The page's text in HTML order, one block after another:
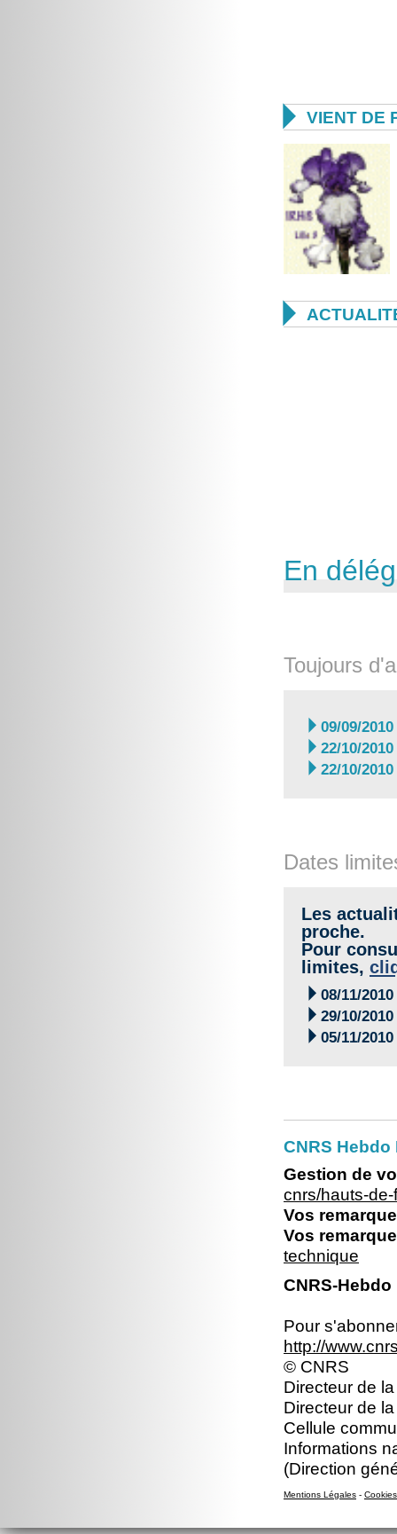
 VIENT DE

En
Toujours
 09/09/2010
 22/10/2010
 22/10/2010
Dates
Les
proche.
Pour
limites,
 08/11/2010
 29/10/2010
 05/11/2010
CNRS
Gestion de
cnrs/hauts-
Vos
Vos
technique
CNRS-
Pour
http://
© CNRS
Directeur de
Directeur de
Cellule
Informations
(Direction
Mentions Légales - Cookies